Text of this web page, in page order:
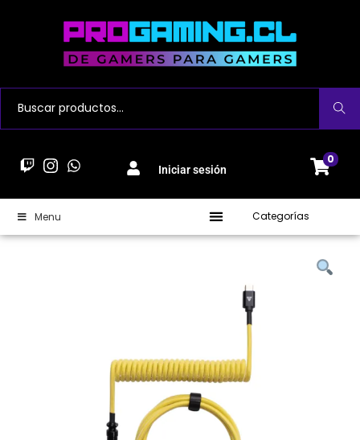
Buscar
Iniciar sesión
0
Menu Categorías